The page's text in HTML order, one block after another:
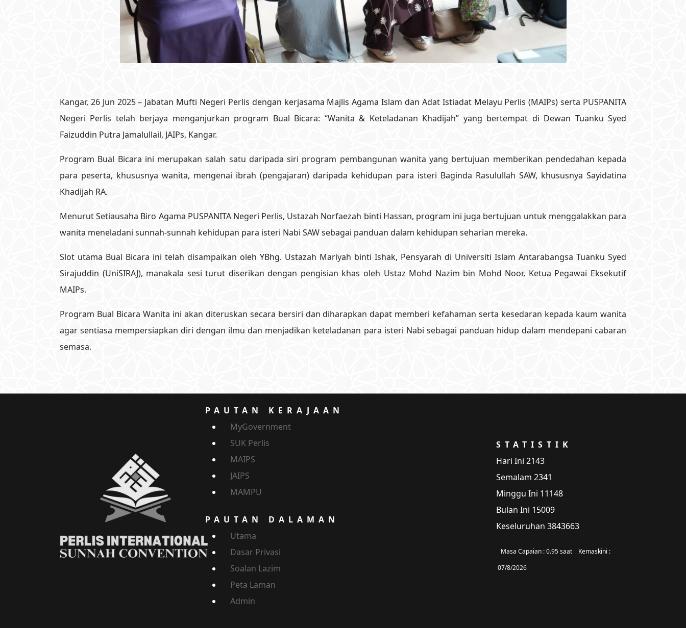
Kangar, 26 Jun 2025 – Jabatan Mufti Negeri Perlis dengan kerjasama Majlis Agama Islam dan Adat Istiadat Melayu Perlis (MAIPs) serta PUSPANITA
Negeri Perlis telah berjaya menganjurkan program Bual Bicara: “Wanita & Keteladanan Khadijah” yang bertempat di Dewan Tuanku Syed
Faizuddin Putra Jamalullail, JAIPs, Kangar.
Program Bual Bicara ini merupakan salah satu daripada siri program pembangunan wanita yang bertujuan memberikan pendedahan kepada
para peserta, khususnya wanita, mengenai ibrah (pengajaran) daripada kehidupan para isteri Baginda Rasulullah SAW, khususnya Sayidatina
Khadijah RA.
Menurut Setiausaha Biro Agama PUSPANITA Negeri Perlis, Ustazah Norfaezah binti Hassan, program ini juga bertujuan untuk menggalakkan para
wanita meneladani sunnah-sunnah kehidupan para isteri Nabi SAW sebagai panduan dalam kehidupan seharian mereka.
Slot utama Bual Bicara ini telah disampaikan oleh YBhg. Ustazah Mariyah binti Ishak, Pensyarah di Universiti Islam Antarabangsa Tuanku Syed
Sirajuddin (UniSIRAJ), manakala sesi turut diserikan dengan pengisian khas oleh Ustaz Mohd Nazim bin Mohd Noor, Ketua Pegawai Eksekutif
MAIPs.
Program Bual Bicara Wanita ini akan diteruskan secara bersiri dan diharapkan dapat memberi kefahaman serta kesedaran kepada kaum wanita
agar sentiasa mempersiapkan diri dengan ilmu dan menjadikan keteladanan para isteri Nabi sebagai panduan hidup dalam mendepani cabaran
semasa.
PAUTAN KERAJAAN
MyGovernment
SUK Perlis
MAIPS
JAIPS
MAMPU
PAUTAN DALAMAN
Utama
Dasar Privasi
Soalan Lazim
Peta Laman
Admin
STATISTIK
Hari Ini 2143
Semalam 2341
Minggu Ini 11148
Bulan Ini 15009
Keseluruhan 3843663
Masa Capaian :0.95 saat Kemaskini :
07/8/2026